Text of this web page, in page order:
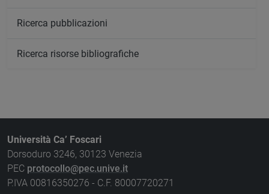
Ricerca pubblicazioni
Ricerca risorse bibliografiche
Università Ca’ Foscari
Dorsoduro 3246, 30123 Venezia
PEC protocollo@pec.unive.it
P.IVA 00816350276 - C.F. 80007720271